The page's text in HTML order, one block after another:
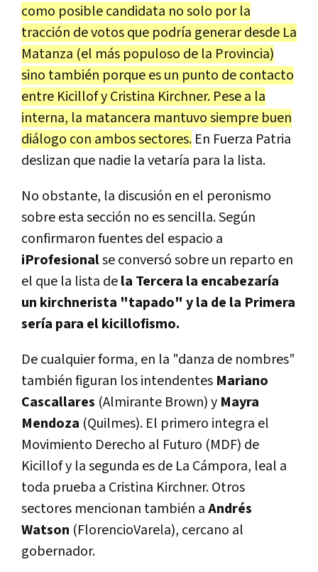
como posible candidata no solo por la
tracción de votos que podría generar desde La
Matanza (el más populoso de la Provincia)
sino también porque es un punto de contacto
entre Kicillof y Cristina Kirchner. Pese a la
interna, la matancera mantuvo siempre buen
diálogo con ambos sectores. En Fuerza Patria
deslizan que nadie la vetaría para la lista.
No obstante, la discusión en el peronismo
sobre esta sección no es sencilla. Según
confirmaron fuentes del espacio a
iProfesionalse conversó sobre un reparto en
el que la lista dela Tercera la encabezaría
un kirchnerista "tapado" y la de la Primera
sería para el kicillofismo.
De cualquier forma, en la "danza de nombres"
también figuran los intendentes Mariano
Cascallares (Almirante Brown) y Mayra
Mendoza (Quilmes). El primero integra el
Movimiento Derecho al Futuro (MDF) de
Kicillof y la segunda es de La Cámpora, leal a
toda prueba a Cristina Kirchner. Otros
sectores mencionan también aAndrés
Watson (FlorencioVarela), cercano al
gobernador.